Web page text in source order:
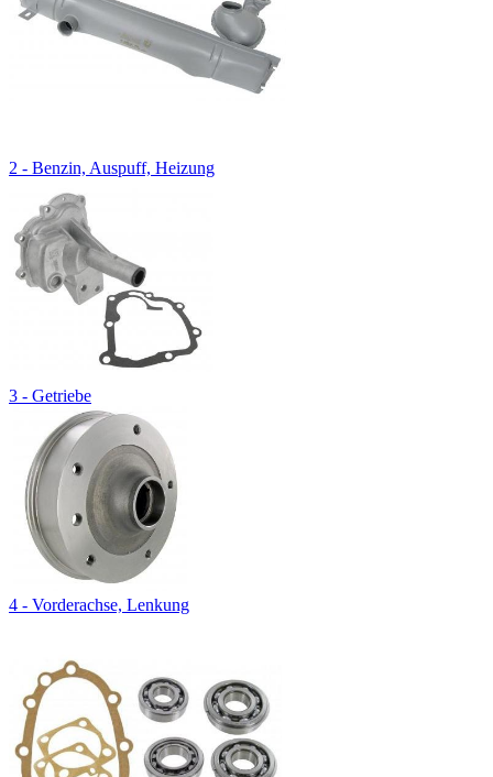
2 - Benzin, Auspuff, Heizung
3 - Getriebe
4 - Vorderachse, Lenkung